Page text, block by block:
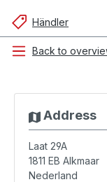
Händler
Back to
Address
Laat 29A
1811 EB Alkmaar
Nederland